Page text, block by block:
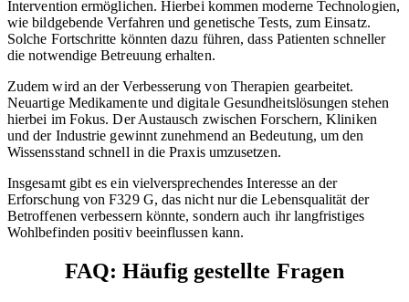
Intervention ermöglichen. Hierbei kommen moderne Technologien,
wie bildgebende Verfahren und genetische Tests, zum Einsatz.
Solche Fortschritte könnten dazu führen, dass Patienten schneller
die notwendige Betreuung erhalten.
Zudem wird an der Verbesserung von Therapien gearbeitet.
Neuartige Medikamente und digitale Gesundheitslösungen stehen
hierbei im Fokus. Der Austausch zwischen Forschern, Kliniken
und der Industrie gewinnt zunehmend an Bedeutung, um den
Wissensstand schnell in die Praxis umzusetzen.
Insgesamt gibt es ein vielversprechendes Interesse an der
Erforschung von F329 G, das nicht nur die Lebensqualität der
Betroffenen verbessern könnte, sondern auch ihr langfristiges
Wohlbefinden positiv beeinflussen kann.
FAQ: Häufig gestellte Fragen